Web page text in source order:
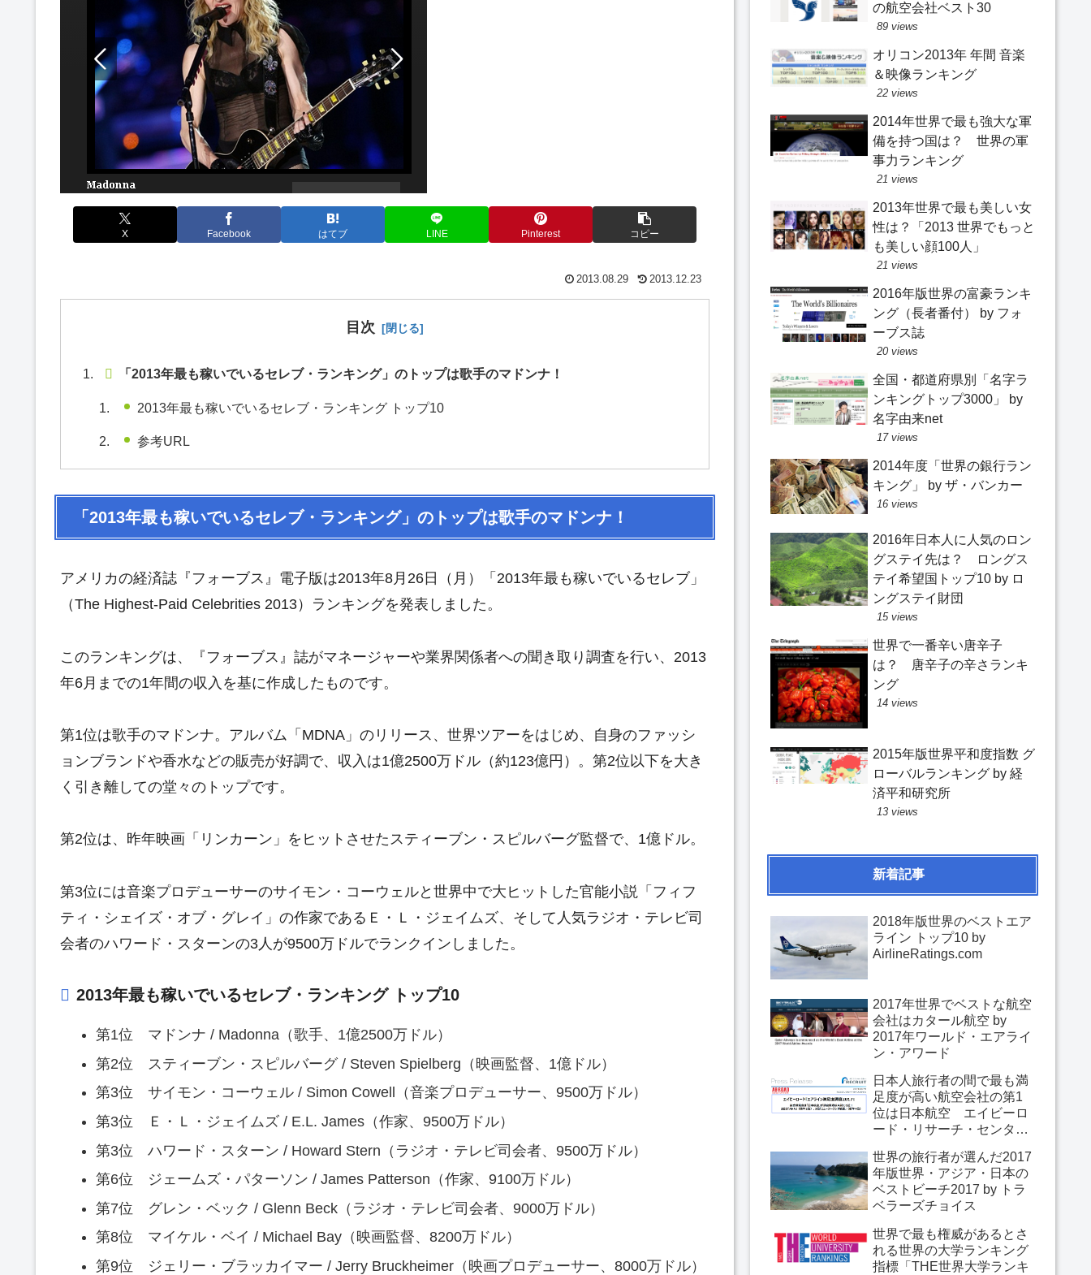
X Facebook はてブ LINE Pinterest コピー
2013.08.29 2013.12.23
目次
「2013年最も稼いでいるセレブ・ランキング」のトップは歌手のマドンナ！
2013年最も稼いでいるセレブ・ランキング トップ10
参考URL
「2013年最も稼いでいるセレブ・ランキング」のトップは歌手のマドンナ！
アメリカの経済誌『フォーブス』電子版は2013年8月26日（月）「2013年最も稼いでいるセレブ」
（The Highest-Paid Celebrities 2013）ランキングを発表しました。
このランキングは、『フォーブス』誌がマネージャーや業界関係者への聞き取り調査を行い、2013
年6月までの1年間の収入を基に作成したものです。
第1位は歌手のマドンナ。アルバム「MDNA」のリリース、世界ツアーをはじめ、自身のファッシ
ョンブランドや香水などの販売が好調で、収入は1億2500万ドル（約123億円）。第2位以下を大き
く引き離しての堂々のトップです。
第2位は、昨年映画「リンカーン」をヒットさせたスティーブン・スピルバーグ監督で、1億ドル。
第3位には音楽プロデューサーのサイモン・コーウェルと世界中で大ヒットした官能小説「フィフ
ティ・シェイズ・オブ・グレイ」の作家であるＥ・Ｌ・ジェイムズ、そして人気ラジオ・テレビ司
会者のハワード・スターンの3人が9500万ドルでランクインしました。
2013年最も稼いでいるセレブ・ランキング トップ10
第1位 マドンナ / Madonna（歌手、1億2500万ドル）
第2位 スティーブン・スピルバーグ / Steven Spielberg（映画監督、1億ドル）
第3位 サイモン・コーウェル / Simon Cowell（音楽プロデューサー、9500万ドル）
第3位 Ｅ・Ｌ・ジェイムズ / E.L. James（作家、9500万ドル）
第3位 ハワード・スターン / Howard Stern（ラジオ・テレビ司会者、9500万ドル）
第6位 ジェームズ・パターソン / James Patterson（作家、9100万ドル）
第7位 グレン・ベック / Glenn Beck（ラジオ・テレビ司会者、9000万ドル）
第8位 マイケル・ベイ / Michael Bay（映画監督、8200万ドル）
第9位 ジェリー・ブラッカイマー / Jerry Bruckheimer（映画プロデューサー、8000万ドル）
の航空会社ベスト30
89 views
オリコン2013年 年間 音楽
＆映像ランキング
22 views
2014年世界で最も強大な軍
備を持つ国は？ 世界の軍
事力ランキング
21 views
2013年世界で最も美しい女
性は？「2013 世界でもっと
も美しい顔100人」
21 views
2016年版世界の富豪ランキ
ング（長者番付） by フォ
ーブス誌
20 views
全国・都道府県別「名字ラ
ンキングトップ3000」 by
名字由来net
17 views
2014年度「世界の銀行ラン
キング」 by ザ・バンカー
16 views
2016年日本人に人気のロン
グステイ先は？ ロングス
テイ希望国トップ10 by ロ
ングステイ財団
15 views
世界で一番辛い唐辛子
は？ 唐辛子の辛さランキ
ング
14 views
2015年版世界平和度指数 グ
ローバルランキング by 経
済平和研究所
13 views
新着記事
2018年版世界のベストエア
ライン トップ10 by
AirlineRatings.com
2017年世界でベストな航空
会社はカタール航空 by
2017年ワールド・エアライ
ン・アワード
日本人旅行者の間で最も満
足度が高い航空会社の第1
位は日本航空 エイビーロ
ード・リサーチ・センター
2017」
世界の旅行者が選んだ2017
年版世界・アジア・日本の
ベストビーチ2017 by トラ
ベラーズチョイス
世界で最も権威があるとさ
れる世界の大学ランキング
指標「THE世界大学ランキ